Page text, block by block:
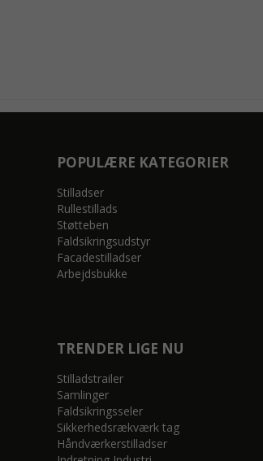
POPULÆRE KATEGORIER
Stilladser
Rullestillads
Støtteben
Faldsikringsudstyr
Facadestilladser
Arbejdsbukke
TRENDER LIGE NU
Stilladstrailer
Samlinger
Faldsikringsseler
Sikkerhedsrækværk tag
Håndværkerstilladser